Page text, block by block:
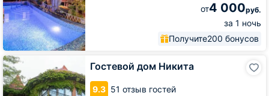
от4 000руб.
за 1 ночь
Получите200 бонусов
Гостевой дом Никита
9.3 51 отзыв гостей
Гостевой
дом
Никита